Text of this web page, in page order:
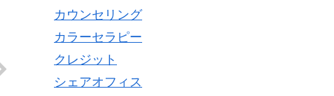
カウンセリング
カラーセラピー
クレジット
シェアオフィス